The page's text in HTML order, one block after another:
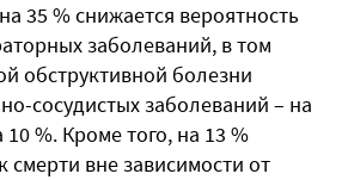
35 % снижается вероятность
заболеваний, в том
обструктивной болезни
сосудистых заболеваний – на
10 %. Кроме того, на 13 %
смерти вне зависимости от